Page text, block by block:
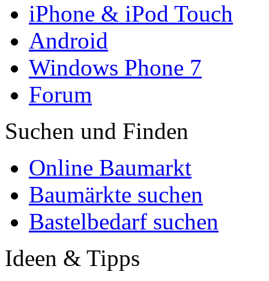
iPhone & iPod Touch
Android
Windows Phone 7
Forum
Suchen und Finden
Online Baumarkt
Baumärkte suchen
Bastelbedarf suchen
Ideen & Tipps